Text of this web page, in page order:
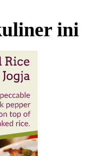
ini